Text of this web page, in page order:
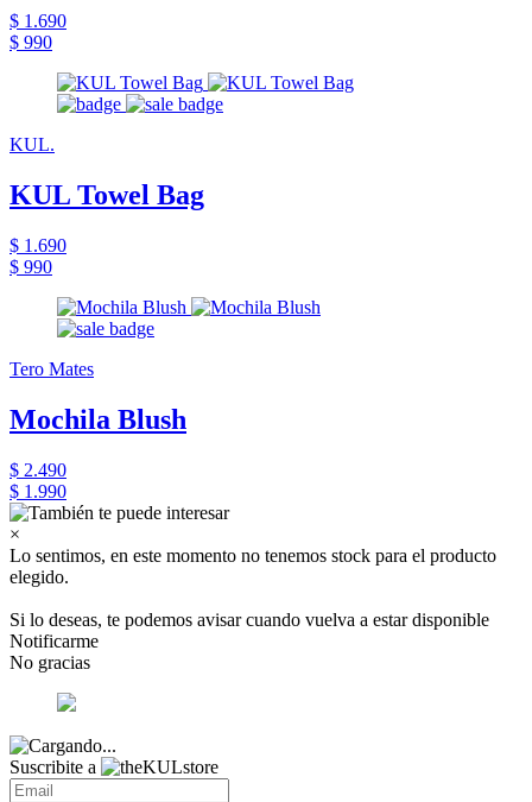
$ 1.690
$ 990
KUL.
KUL Towel Bag
$ 1.690
$ 990
Tero Mates
Mochila Blush
$ 2.490
$ 1.990
×
Lo sentimos, en este momento no tenemos stock para el producto
elegido.
Si lo deseas, te podemos avisar cuando vuelva a estar disponible
Notificarme
No gracias
Suscribite a